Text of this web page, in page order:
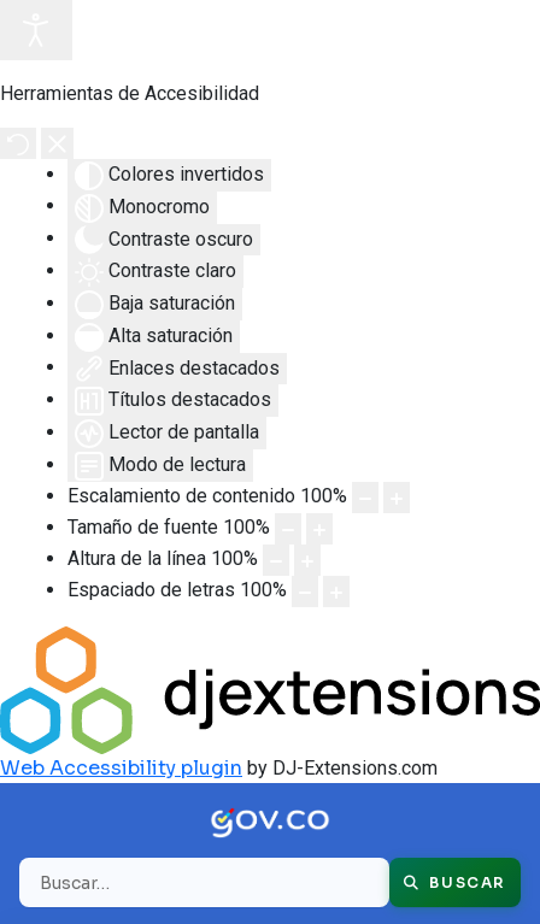
Herramientas de Accesibilidad
Colores invertidos
Monocromo
Contraste oscuro
Contraste claro
Baja saturación
Alta saturación
Enlaces destacados
Títulos destacados
Lector de pantalla
Modo de lectura
Escalamiento de contenido 100%
Tamaño de fuente 100%
Altura de la línea 100%
Espaciado de letras 100%
Web Accessibility plugin by DJ-Extensions.com
Buscar BUSCAR